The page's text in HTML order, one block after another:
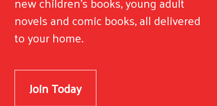
novels and comic books, all delivered
to your home.
Join Today